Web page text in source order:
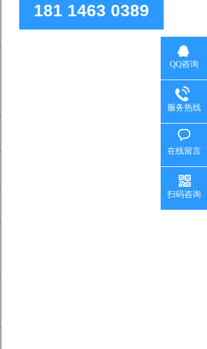
181 1463 0389
QQ咨询
服务热线
在线留言
扫码咨询